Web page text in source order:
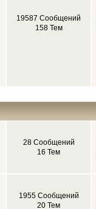
19587 Сообщений
158 Тем
28 Сообщений
16 Тем
1955 Сообщений
20 Тем